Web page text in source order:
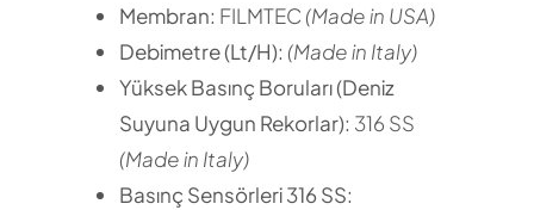
Membran: FILMTEC (Made in USA)
Debimetre (Lt/H): (Made in Italy)
Yüksek Basınç Boruları (Deniz
Suyuna Uygun Rekorlar): 316 SS
(Made in Italy)
Basınç Sensörleri 316 SS: